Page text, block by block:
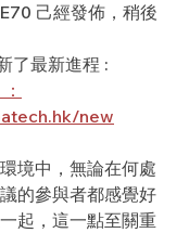
己經發佈，稍後
了最新進程 :
new
境中，無論在何處
的參與者都感覺好
起，這一點至關重